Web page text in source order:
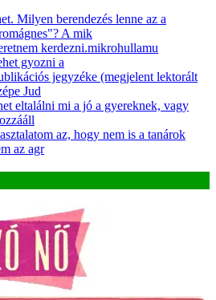
Milyen berendezés lenne az a
A mik
kerdezni.mikrohullamu
gyozni a
jegyzéke (megjelent lektorált
Jud
eltalálni mi a jó a gyereknek, vagy
az, hogy nem is a tanárok
az agr